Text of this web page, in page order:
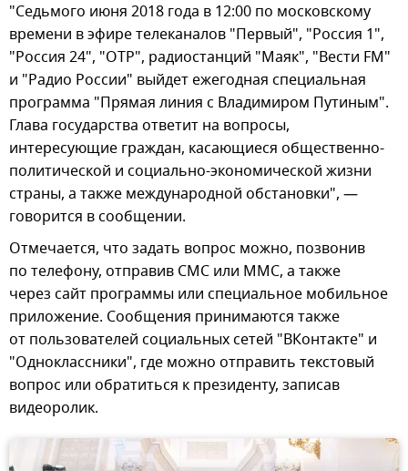
"Седьмого июня 2018 года в 12:00 по московскому
времени в эфире телеканалов "Первый", "Россия 1",
"Россия 24", "ОТР", радиостанций "Маяк", "Вести FM"
и "Радио России" выйдет ежегодная специальная
программа "Прямая линия с Владимиром Путиным".
Глава государства ответит на вопросы,
интересующие граждан, касающиеся общественно-
политической и социально-экономической жизни
страны, а также международной обстановки", —
говорится в сообщении.
Отмечается, что задать вопрос можно, позвонив
по телефону, отправив СМС или ММС, а также
через сайт программы или специальное мобильное
приложение. Сообщения принимаются также
от пользователей социальных сетей "ВКонтакте" и
"Одноклассники", где можно отправить текстовый
вопрос или обратиться к президенту, записав
видеоролик.